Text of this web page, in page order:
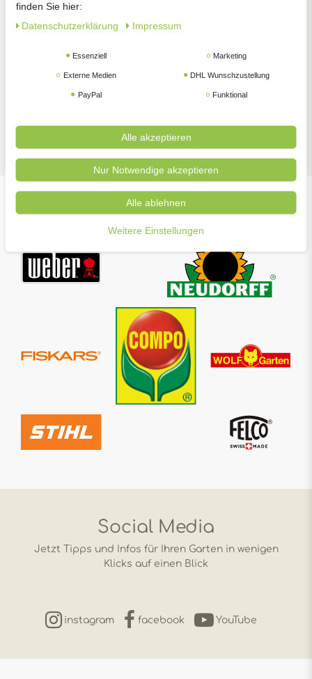
Zubehör
Unsere beliebtesten Marken
Social Media
Jetzt Tipps und Infos für Ihren Garten in wenigen
Klicks auf einen Blick
instagram facebook YouTube
finden Sie hier:
Daten­schutz­erklärung
Impressum
Essenziell Marketing
Externe Medien DHL Wunschzustellung
PayPal Funktional
Alle akzeptieren
Nur Notwendige akzeptieren
Alle ablehnen
Weitere Einstellungen